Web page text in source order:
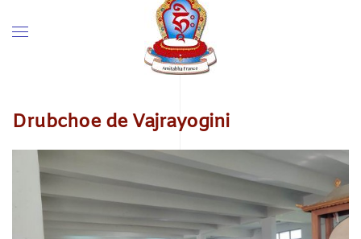
Drubchoe de Vajrayogini